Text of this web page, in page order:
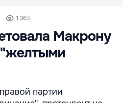
1 363
Макрону
"желтыми
партии